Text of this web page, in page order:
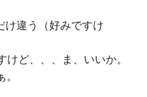
け違う（好みですけ
ど、、、ま、いいか。